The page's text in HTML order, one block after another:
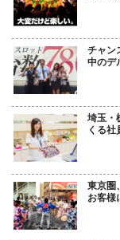
チャン
中のデ
埼玉・
くる
東京圏
お客